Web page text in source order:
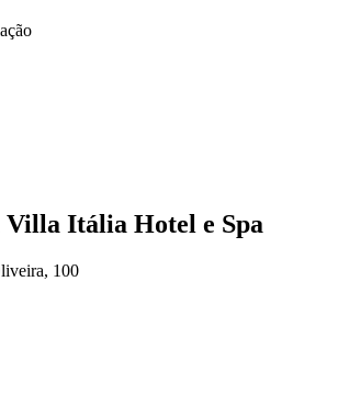
Villa Itália Hotel e Spa
100